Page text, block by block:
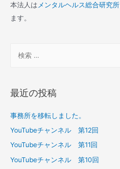
本法人は メンタルヘルス総合研究所
ます。
象
最近の投稿
事務所を移転しました。
YouTubeチャンネル 第12回
YouTubeチャンネル 第11回
YouTubeチャンネル 第10回